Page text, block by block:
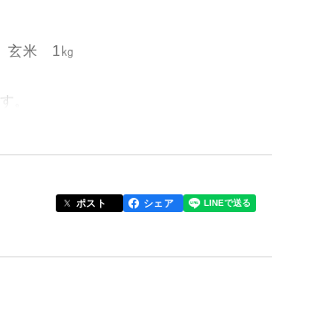
玄米 1㎏
。
かな栽培管理、品質を重視した栽培を
ポスト シェア